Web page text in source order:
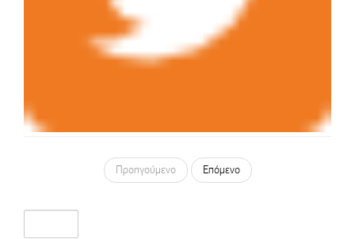
Προηγούμενο Επόμενο